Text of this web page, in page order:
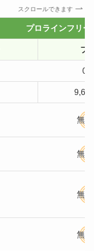
スクロールできます
プロラインフリー
プ
0
無
無
無
無